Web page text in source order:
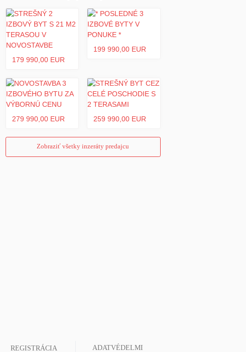
179 990,00 EUR
199 990,00 EUR
279 990,00 EUR 259 990,00 EUR
Zobraziť všetky inzeráty predajcu
REGISTRÁCIA ADATVÉDELMI